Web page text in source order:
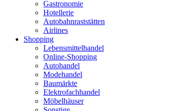
Gastronomie
Hotellerie
Autobahnraststätten
Airlines
Shopping
Lebensmittelhandel
Online-Shopping
Autohandel
Modehandel
Baumärkte
Elektrofachhandel
Möbelhäuser